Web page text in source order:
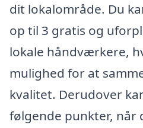
dit lokalområde. Du
op til 3 gratis og
lokale håndværkere,
mulighed for at
kvalitet. Derudover
følgende punkter, når